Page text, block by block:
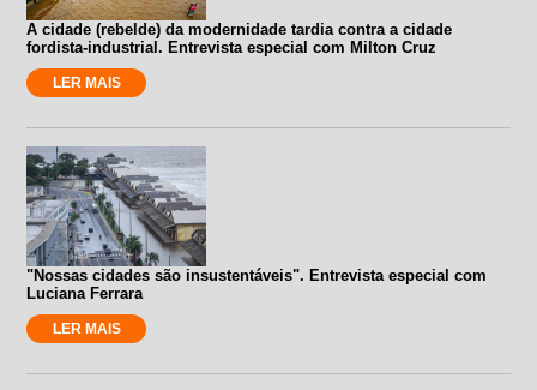
A cidade (rebelde) da modernidade tardia contra a cidade
fordista-industrial. Entrevista especial com Milton Cruz
LER MAIS
"Nossas cidades são insustentáveis". Entrevista especial com
Luciana Ferrara
LER MAIS